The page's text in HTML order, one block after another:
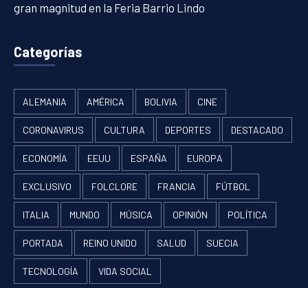
gran magnitud en la Feria Barrio Lindo
Categorías
ALEMANIA AMÉRICA BOLIVIA CINE
CORONAVIRUS CULTURA DEPORTES DESTACADO
ECONOMÍA EEUU ESPAÑA EUROPA
EXCLUSIVO FOLCLORE FRANCIA FÚTBOL
ITALIA MUNDO MÚSICA OPINIÓN POLÍTICA
PORTADA REINO UNIDO SALUD SUECIA
TECNOLOGÍA VIDA SOCIAL